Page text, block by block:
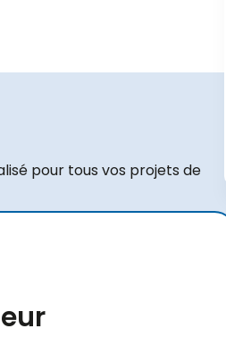
pour tous vos projets de